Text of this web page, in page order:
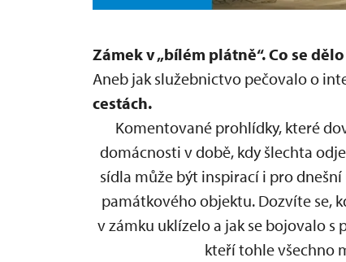
Zámek v „bílém plátně“.Co se
Aneb jak služebnictvo pečovalo o
cestách.
Komentované prohlídky, které
domácnosti v době, kdy šlechta
sídla může být inspirací i pro
památkového objektu. Dozvíte se,
v zámku uklízelo a jak se bojovalo s
kteří tohle všechno